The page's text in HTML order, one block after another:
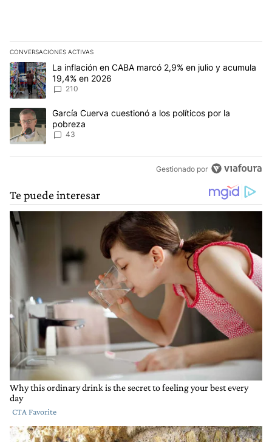
CONVERSACIONES ACTIVAS
Este listado muestra los artículos con más comentarios en los
Un artículo de tendencia con el título "La inflación en CABA
La inflación en CABA marcó 2,9% en julio y acumula
19,4% en 2026
210
Un artículo de tendencia con el título "García Cuerva cuestionó
García Cuerva cuestionó a los políticos por la
pobreza
43
Gestionado por